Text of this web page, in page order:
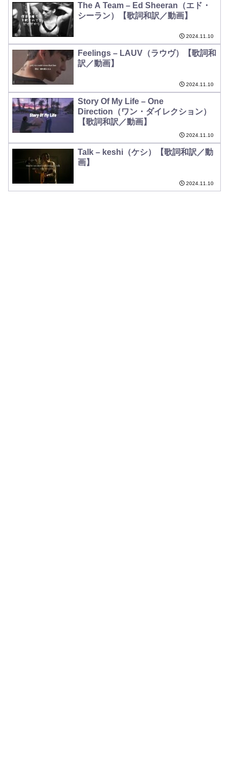
The A Team – Ed Sheeran（エド・
シーラン）【歌詞和訳／動画】
2024.11.10
Feelings – LAUV（ラウヴ）【歌詞和
訳／動画】
2024.11.10
Story Of My Life – One
Direction（ワン・ダイレクション）
【歌詞和訳／動画】
2024.11.10
Talk – keshi（ケシ）【歌詞和訳／動
画】
2024.11.10